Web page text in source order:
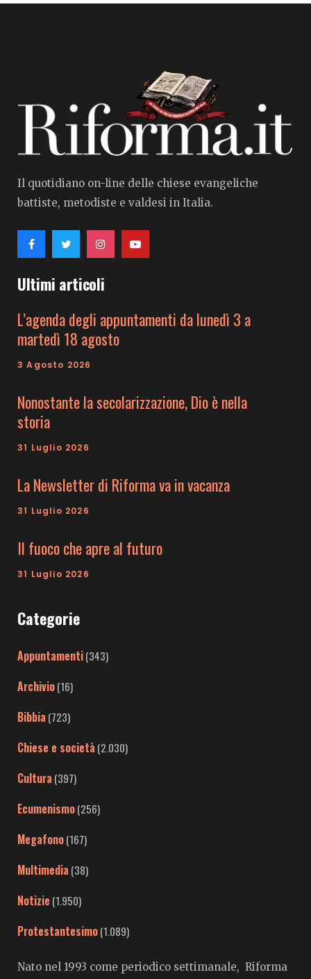
Il quotidiano on-line delle chiese evangeliche
battiste, metodiste e valdesi in Italia.
Ultimi articoli
L’agenda degli appuntamenti da lunedì 3 a
martedì 18 agosto
3 Agosto 2026
Nonostante la secolarizzazione, Dio è nella
storia
31 Luglio 2026
La Newsletter di Riforma va in vacanza
31 Luglio 2026
Il fuoco che apre al futuro
31 Luglio 2026
Categorie
Appuntamenti(343)
Archivio(16)
Bibbia (723)
Chiese e società (2.030)
Cultura (397)
Ecumenismo(256)
Megafono(167)
Multimedia (38)
Notizie (1.950)
Protestantesimo(1.089)
Nato nel 1993 come periodico settimanale, Riforma